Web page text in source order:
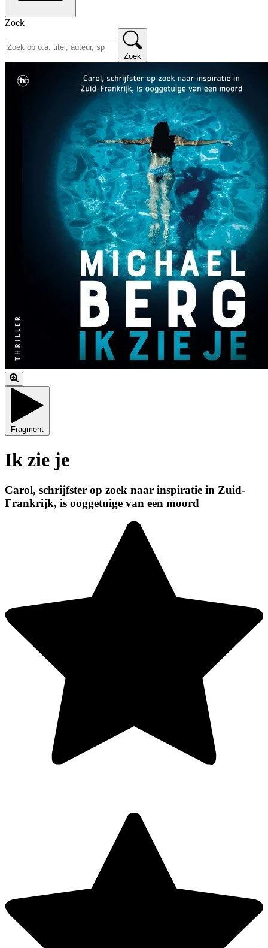
Zoek
Zoek
Fragment
Ik zie je
Carol, schrijfster op zoek naar inspiratie in Zuid-
Frankrijk, is ooggetuige van een moord